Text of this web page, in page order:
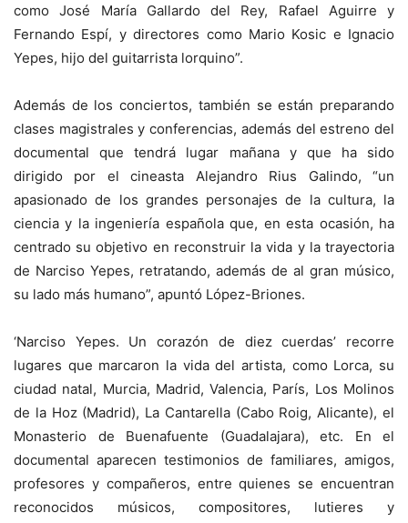
como José María Gallardo del Rey, Rafael Aguirre y
Fernando Espí, y directores como Mario Kosic e Ignacio
Yepes, hijo del guitarrista lorquino”.
Además de los conciertos, también se están preparando
clases magistrales y conferencias, además del estreno del
documental que tendrá lugar mañana y que ha sido
dirigido por el cineasta Alejandro Rius Galindo, “un
apasionado de los grandes personajes de la cultura, la
ciencia y la ingeniería española que, en esta ocasión, ha
centrado su objetivo en reconstruir la vida y la trayectoria
de Narciso Yepes, retratando, además de al gran músico,
su lado más humano”, apuntó López-Briones.
‘Narciso Yepes. Un corazón de diez cuerdas’ recorre
lugares que marcaron la vida del artista, como Lorca, su
ciudad natal, Murcia, Madrid, Valencia, París, Los Molinos
de la Hoz (Madrid), La Cantarella (Cabo Roig, Alicante), el
Monasterio de Buenafuente (Guadalajara), etc. En el
documental aparecen testimonios de familiares, amigos,
profesores y compañeros, entre quienes se encuentran
reconocidos músicos, compositores, lutieres y